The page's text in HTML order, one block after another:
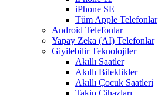
iPhone SE
Tüm Apple Telefonlar
Android Telefonlar
Yapay Zeka (AI) Telefonlar
Giyilebilir Teknolojiler
Akıllı Saatler
Akıllı Bileklikler
Akıllı Çocuk Saatleri
Takip Cihazları